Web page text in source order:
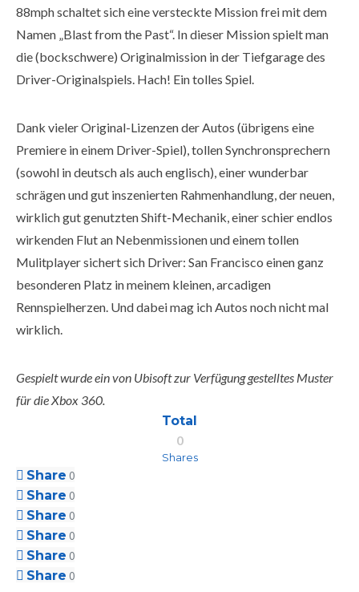
88mph schaltet sich eine versteckte Mission frei mit dem
Namen „Blast from the Past“. In dieser Mission spielt man
die (bockschwere) Originalmission in der Tiefgarage des
Driver-Originalspiels. Hach! Ein tolles Spiel.
Dank vieler Original-Lizenzen der Autos (übrigens eine
Premiere in einem Driver-Spiel), tollen Synchronsprechern
(sowohl in deutsch als auch englisch), einer wunderbar
schrägen und gut inszenierten Rahmenhandlung, der neuen,
wirklich gut genutzten Shift-Mechanik, einer schier endlos
wirkenden Flut an Nebenmissionen und einem tollen
Mulitplayer sichert sich Driver: San Francisco einen ganz
besonderen Platz in meinem kleinen, arcadigen
Rennspielherzen. Und dabei mag ich Autos noch nicht mal
wirklich.
Gespielt wurde ein von Ubisoft zur Verfügung gestelltes Muster
für die Xbox 360.
Total
0
Shares
Share 0
Share 0
Share 0
Share 0
Share 0
Share 0